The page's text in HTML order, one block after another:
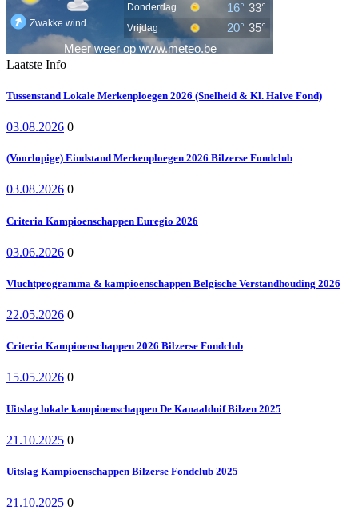
Laatste Info
Tussenstand Lokale Merkenploegen 2026 (Snelheid & Kl. Halve Fond)
03.08.2026 0
(Voorlopige) Eindstand Merkenploegen 2026 Bilzerse Fondclub
03.08.2026 0
Criteria Kampioenschappen Euregio 2026
03.06.2026 0
Vluchtprogramma & kampioenschappen Belgische Verstandhouding 2026
22.05.2026 0
Criteria Kampioenschappen 2026 Bilzerse Fondclub
15.05.2026 0
Uitslag lokale kampioenschappen De Kanaalduif Bilzen 2025
21.10.2025 0
Uitslag Kampioenschappen Bilzerse Fondclub 2025
21.10.2025 0